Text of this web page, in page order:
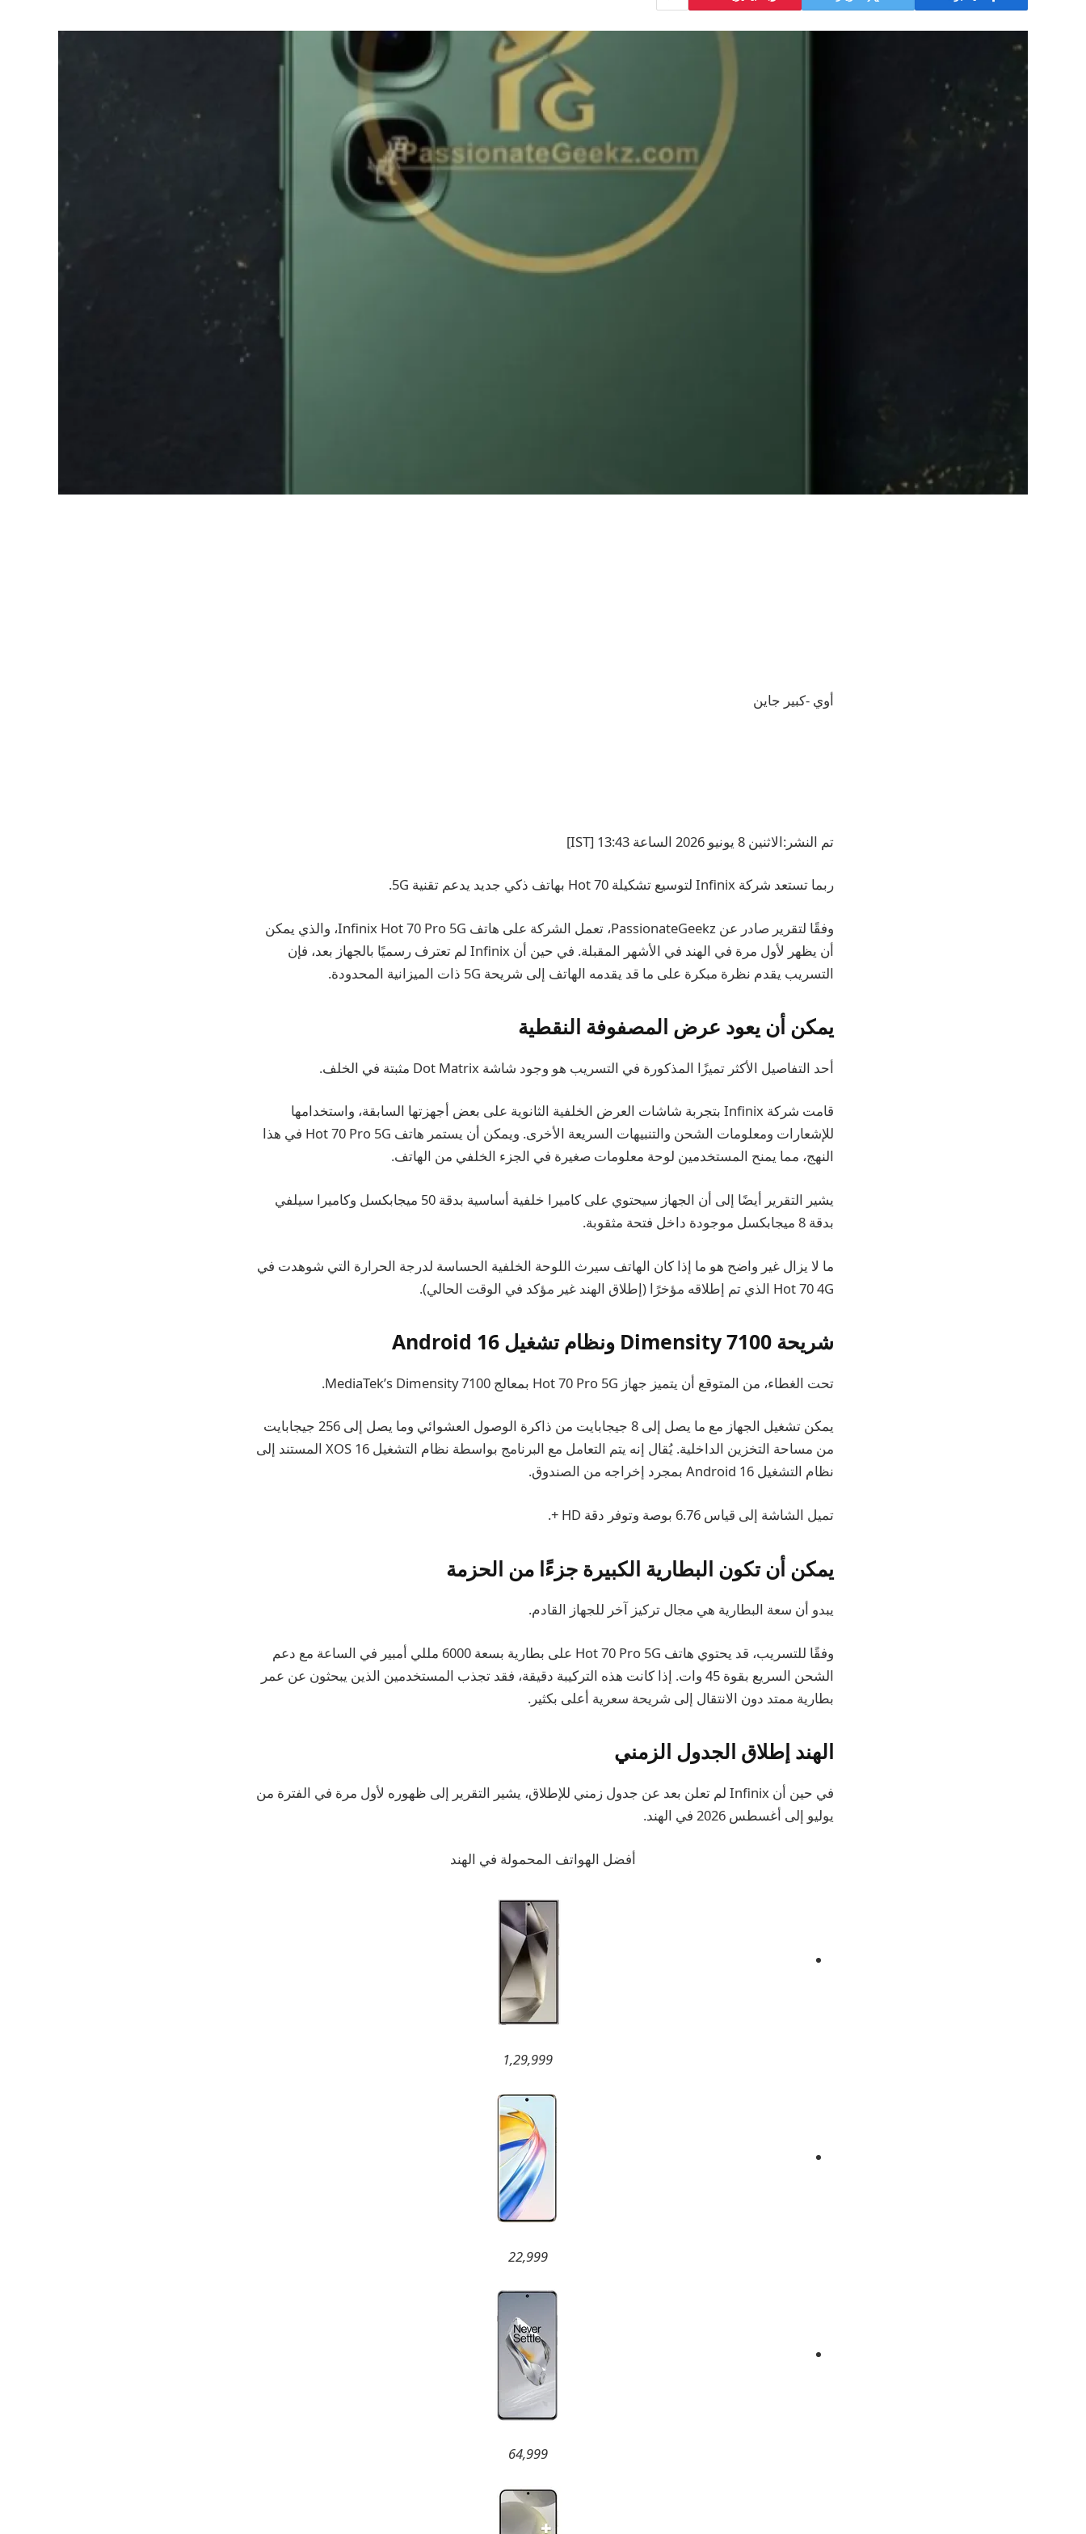
أوي -كبير جاين
تم النشر:الاثنين 8 يونيو 2026 الساعة 13:43 [IST]
ربما تستعد شركة Infinix لتوسيع تشكيلة Hot 70 بهاتف ذكي جديد يدعم تقنية 5G.
وفقًا لتقرير صادر عن PassionateGeekz، تعمل الشركة على هاتف Infinix Hot 70 Pro 5G، والذي يمكن
أن يظهر لأول مرة في الهند في الأشهر المقبلة. في حين أن Infinix لم تعترف رسميًا بالجهاز بعد، فإن
التسريب يقدم نظرة مبكرة على ما قد يقدمه الهاتف إلى شريحة 5G ذات الميزانية المحدودة.
يمكن أن يعود عرض المصفوفة النقطية
أحد التفاصيل الأكثر تميزًا المذكورة في التسريب هو وجود شاشة Dot Matrix مثبتة في الخلف.
قامت شركة Infinix بتجربة شاشات العرض الخلفية الثانوية على بعض أجهزتها السابقة، واستخدامها
للإشعارات ومعلومات الشحن والتنبيهات السريعة الأخرى. ويمكن أن يستمر هاتف Hot 70 Pro 5G في هذا
النهج، مما يمنح المستخدمين لوحة معلومات صغيرة في الجزء الخلفي من الهاتف.
يشير التقرير أيضًا إلى أن الجهاز سيحتوي على كاميرا خلفية أساسية بدقة 50 ميجابكسل وكاميرا سيلفي
بدقة 8 ميجابكسل موجودة داخل فتحة مثقوبة.
ما لا يزال غير واضح هو ما إذا كان الهاتف سيرث اللوحة الخلفية الحساسة لدرجة الحرارة التي شوهدت في
Hot 70 4G الذي تم إطلاقه مؤخرًا (إطلاق الهند غير مؤكد في الوقت الحالي).
شريحة Dimensity 7100 ونظام تشغيل Android 16
تحت الغطاء، من المتوقع أن يتميز جهاز Hot 70 Pro 5G بمعالج MediaTek’s Dimensity 7100.
يمكن تشغيل الجهاز مع ما يصل إلى 8 جيجابايت من ذاكرة الوصول العشوائي وما يصل إلى 256 جيجابايت
من مساحة التخزين الداخلية. يُقال إنه يتم التعامل مع البرنامج بواسطة نظام التشغيل XOS 16 المستند إلى
نظام التشغيل Android 16 بمجرد إخراجه من الصندوق.
تميل الشاشة إلى قياس 6.76 بوصة وتوفر دقة HD +.
يمكن أن تكون البطارية الكبيرة جزءًا من الحزمة
يبدو أن سعة البطارية هي مجال تركيز آخر للجهاز القادم.
وفقًا للتسريب، قد يحتوي هاتف Hot 70 Pro 5G على بطارية بسعة 6000 مللي أمبير في الساعة مع دعم
الشحن السريع بقوة 45 وات. إذا كانت هذه التركيبة دقيقة، فقد تجذب المستخدمين الذين يبحثون عن عمر
بطارية ممتد دون الانتقال إلى شريحة سعرية أعلى بكثير.
الهند إطلاق الجدول الزمني
في حين أن Infinix لم تعلن بعد عن جدول زمني للإطلاق، يشير التقرير إلى ظهوره لأول مرة في الفترة من
يوليو إلى أغسطس 2026 في الهند.
أفضل الهواتف المحمولة في الهند
1,29,999
22,999
64,999